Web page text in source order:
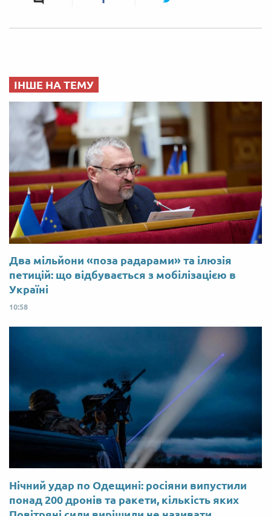
ІНШЕ НА ТЕМУ
Два мільйони «поза радарами» та ілюзія
петицій: що відбувається з мобілізацією в
Україні
10:58
Нічний удар по Одещині: росіяни випустили
понад 200 дронів та ракети, кількість яких